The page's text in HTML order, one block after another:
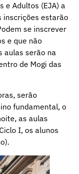
e Adultos (EJA) a
inscrições estarão
se inscrever
e que não
aulas serão na
de Mogi das
serão
fundamental, o
as aulas
I, os alunos